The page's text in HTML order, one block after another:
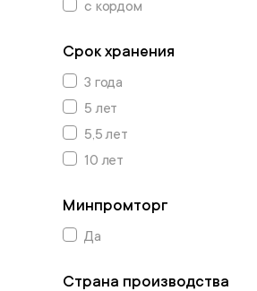
с кордом
Срок хранения
3 года
5 лет
5,5 лет
10 лет
Минпромторг
Да
Страна производства